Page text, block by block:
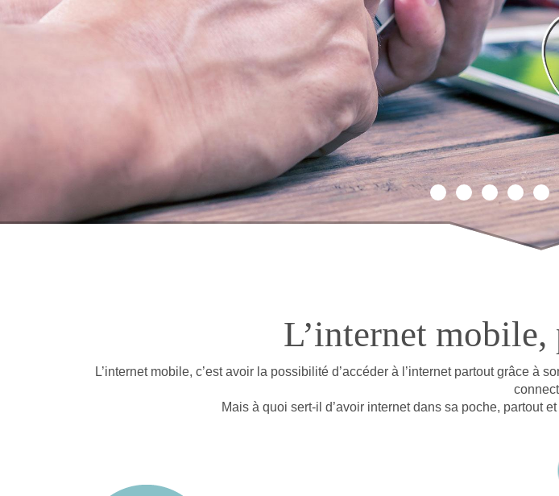
L’internet
L’internet mobile, c’est avoir la possibilité d’accéder à l’internet partout grâce à
Mais à quoi sert-il d’avoir internet dans sa poche, partout